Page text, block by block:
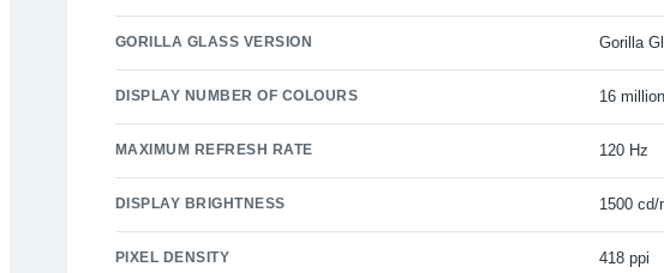
GORILLA GLASS VERSION Gorilla
DISPLAY NUMBER OF COLOURS 16
MAXIMUM REFRESH RATE 120 Hz
DISPLAY BRIGHTNESS 1500 cd/
PIXEL DENSITY 418 ppi